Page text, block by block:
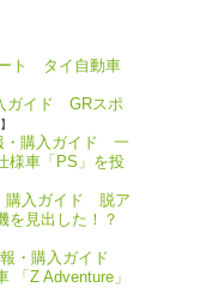
ト タイ自動車
ガイド GRスポ
・購入ガイド 一
様車「PS」を投
購入ガイド 脱ア
を見出した！？
報・購入ガイド
「Z Adventure」